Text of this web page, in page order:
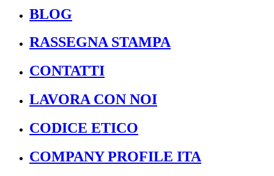
BLOG
RASSEGNA STAMPA
CONTATTI
LAVORA CON NOI
CODICE ETICO
COMPANY PROFILE ITA